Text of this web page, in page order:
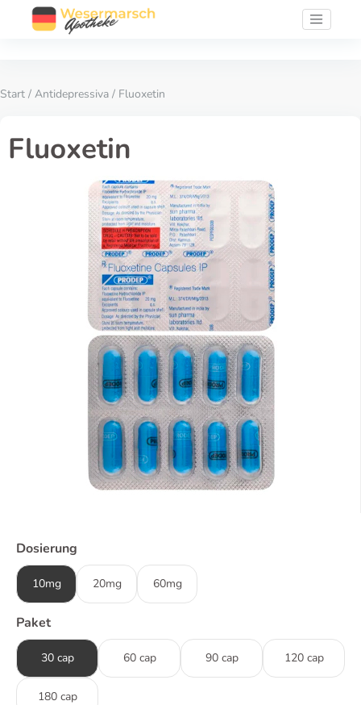
Start / Antidepressiva / Fluoxetin
Fluoxetin
Dosierung
10mg 20mg 60mg
Paket
30 cap 60 cap 90 cap 120 cap
180 cap